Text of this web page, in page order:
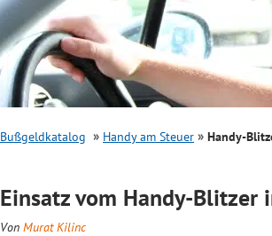
Bußgeldkatalog Handy am Steuer Handy-
Einsatz vom Handy-Blitzer
Von Murat Kilinc